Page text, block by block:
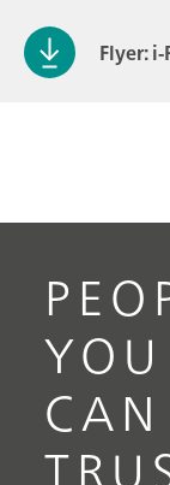
Flyer:
YOU
CAN